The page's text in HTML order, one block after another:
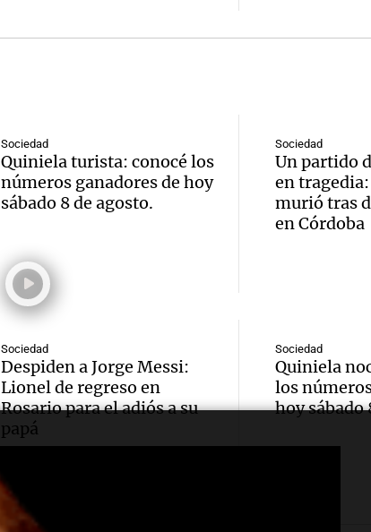
Una
Episodios
llegó"
Una
Episodios
sueño
Jorge
Una
Episodios
Audio.
"En
todos
del
ideal:
Sociedad
Quiniela turista: conocé los
números ganadores de hoy
sábado 8 de agosto.
Sociedad
Un partido
en
murió tras
en Córdoba
Sociedad
Despiden a Jorge Messi:
Lionel de regreso en
Rosario para el adiós a su
papá
Sociedad
Quiniela
los
hoy sábado